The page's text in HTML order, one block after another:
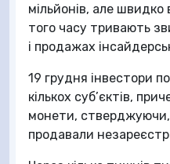
мільйонів, але швидко
того часу тривають
і продажах
19 грудня інвестори
кількох суб’єктів,
монети, стверджуючи,
продавали